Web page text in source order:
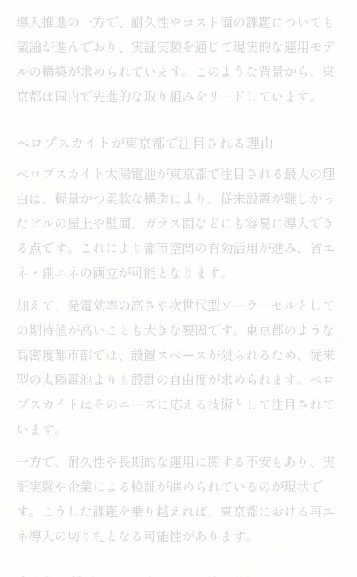
東京都で進むペロブスカイト社会実装への
課題
ペロブスカイト次世代導入を支える東京都
の施策
戦略
補助金支援で広がるペロブスカイトの可能性
東京都の補助金が後押しするペロブスカイ
ト導入
ペロブスカイト補助金制度の最新情報を東
京都で解説
補助金支援が進むペロブスカイト普及の現
場
東京都で活用できるペロブスカイト支援策
まとめ
ペロブスカイト導入促進に貢献する補助金
導入推進の一方で、耐久性やコスト面の課題についても
議論が進んでおり、実証実験を通じて現実的な運用モデ
ルの構築が求められています。このような背景から、東
京都は国内で先進的な取り組みをリードしています。
ペロブスカイトが東京都で注目される理由
ペロブスカイト太陽電池が東京都で注目される最大の理
由は、軽量かつ柔軟な構造により、従来設置が難しかっ
たビルの屋上や壁面、ガラス面などにも容易に導入でき
る点です。これにより都市空間の有効活用が進み、省エ
ネ・創エネの両立が可能となります。
加えて、発電効率の高さや次世代型ソーラーセルとして
の期待値が高いことも大きな要因です。東京都のような
高密度都市部では、設置スペースが限られるため、従来
型の太陽電池よりも設計の自由度が求められます。ペロ
ブスカイトはそのニーズに応える技術として注目されて
います。
一方で、耐久性や長期的な運用に関する不安もあり、実
証実験や企業による検証が進められているのが現状で
す。こうした課題を乗り越えれば、東京都における再エ
ネ導入の切り札となる可能性があります。